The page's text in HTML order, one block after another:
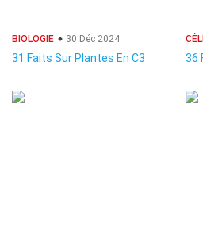
BIOLOGIE 30 Déc 2024
31 Faits Sur Plantes En C3 36